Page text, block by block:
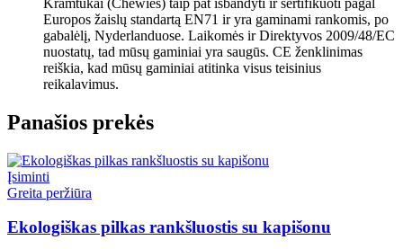
Kramtukai (Chewies) taip pat išbandyti ir sertifikuoti pagal
Europos žaislų standartą EN71 ir yra gaminami rankomis, po
gabalėlį, Nyderlanduose. Laikomės ir Direktyvos 2009/48/EC
nuostatų, tad mūsų gaminiai yra saugūs. CE ženklinimas
reiškia, kad mūsų gaminiai atitinka visus teisinius
reikalavimus.
Panašios prekės
Įsiminti
Greita peržiūra
Ekologiškas pilkas rankšluostis su kapišonu